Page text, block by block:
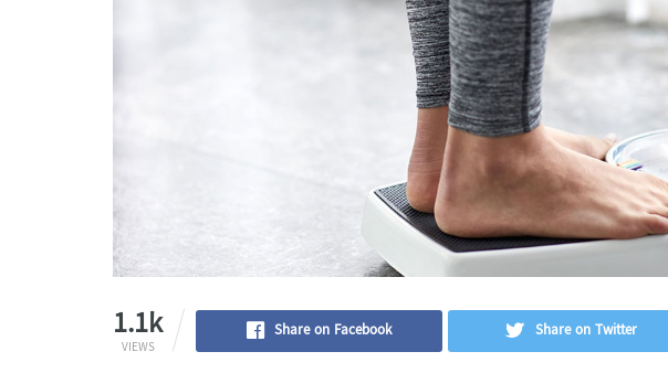
1.1k
VIEWS
Share on Facebook Share on Twitter